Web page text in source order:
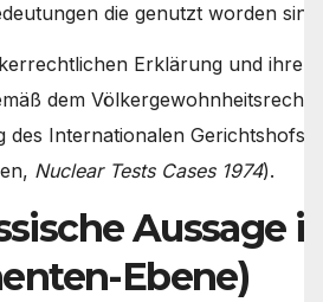
die genutzt worden
Erklärung und ihrer
dem Völkergewohnheitsrecht
des Internationalen Gerichtshofs
Nuclear Tests Cases 1974).
Aussage
Ebene)